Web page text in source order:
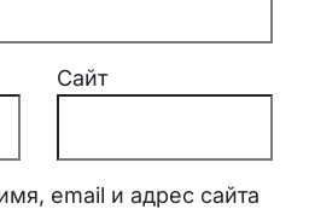
Сайт
email и адрес сайта